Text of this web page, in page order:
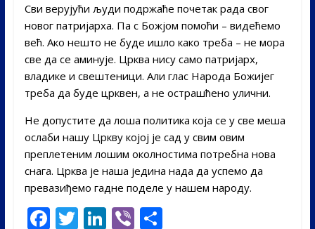
Сви верујући људи подржаће почетак рада свог
новог патријарха. Па с Божјом помоћи – видећемо
већ. Ако нешто не буде ишло како треба – не мора
све да се аминује. Црква нису само патријарх,
владике и свештеници. Али глас Народа Божијег
треба да буде црквен, а не острашћено улични.
Не допустите да лоша политика која се у све меша
ослаби нашу Цркву којој је сад у свим овим
преплетеним лошим околностима потребна нова
снага. Црква је наша једина нада да успемо да
превазиђемо гадне поделе у нашем народу.
F T Li Vi S